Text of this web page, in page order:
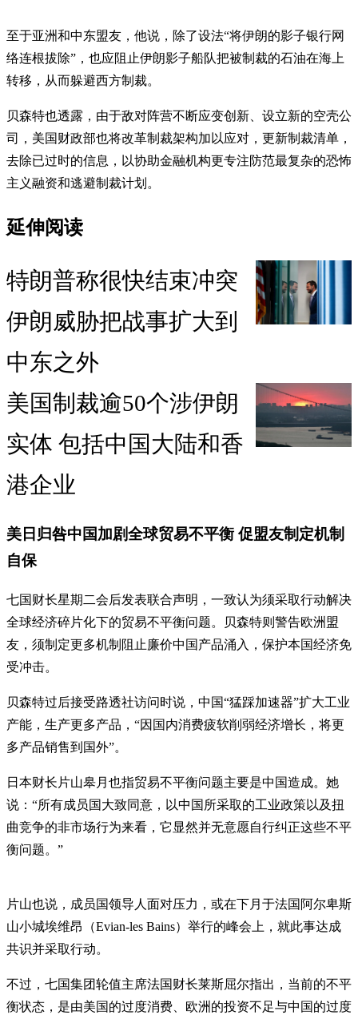
至于亚洲和中东盟友，他说，除了设法“将伊朗的影子银行网
络连根拔除”，也应阻止伊朗影子船队把被制裁的石油在海上
转移，从而躲避西方制裁。
贝森特也透露，由于敌对阵营不断应变创新、设立新的空壳公
司，美国财政部也将改革制裁架构加以应对，更新制裁清单，
去除已过时的信息，以协助金融机构更专注防范最复杂的恐怖
主义融资和逃避制裁计划。
延伸阅读
特朗普称很快结束冲突
伊朗威胁把战事扩大到
中东之外
美国制裁逾50个涉伊朗
实体 包括中国大陆和香
港企业
美日归咎中国加剧全球贸易不平衡 促盟友制定机制
自保
七国财长星期二会后发表联合声明，一致认为须采取行动解决
全球经济碎片化下的贸易不平衡问题。贝森特则警告欧洲盟
友，须制定更多机制阻止廉价中国产品涌入，保护本国经济免
受冲击。
贝森特过后接受路透社访问时说，中国“猛踩加速器”扩大工业
产能，生产更多产品，“因国内消费疲软削弱经济增长，将更
多产品销售到国外”。
日本财长片山皋月也指贸易不平衡问题主要是中国造成。她
说：“所有成员国大致同意，以中国所采取的工业政策以及扭
曲竞争的非市场行为来看，它显然并无意愿自行纠正这些不平
衡问题。”
片山也说，成员国领导人面对压力，或在下月于法国阿尔卑斯
山小城埃维昂（Evian-les Bains）举行的峰会上，就此事达成
共识并采取行动。
不过，七国集团轮值主席法国财长莱斯屈尔指出，当前的不平
衡状态，是由美国的过度消费、欧洲的投资不足与中国的过度